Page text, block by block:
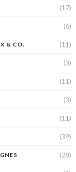
(17)
(6)
& CO. (11)
(3)
(11)
(3)
(11)
(39)
(28)